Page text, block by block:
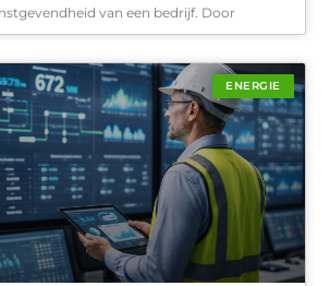
van een bedrijf. Door
ENERGIE